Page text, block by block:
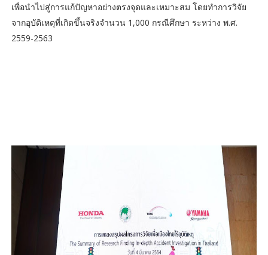
เพื่อนำไปสู่การแก้ปัญหาอย่างตรงจุดและเหมาะสม โดยทำการวิจัย
จากอุบัติเหตุที่เกิดขึ้นจริงจำนวน 1,000 กรณีศึกษา ระหว่าง พ.ศ.
2559-2563